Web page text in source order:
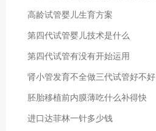
高龄试管婴儿生育方案
第四代试管婴儿技术是什么
第四代试管有没有开始运用
肾小管发育不全做三代试管好不好
胚胎移植前内膜薄吃什么补得快
进口达菲林一针多少钱